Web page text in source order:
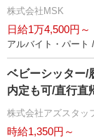
株式会社MSK
日給1万4,500円～
アルバイト・パート
ベビーシッター/
内定も可/直行直
株式会社アズスタッ
時給1,350円～